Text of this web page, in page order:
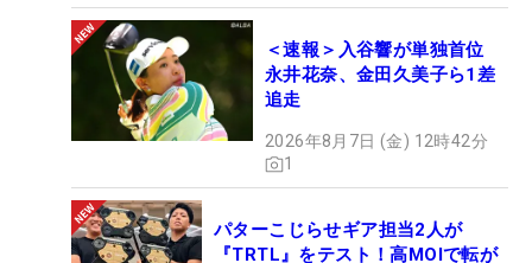
＜速報＞入谷響が単独首位
永井花奈、金田久美子ら1差
追走
2026年8月7日 (金) 12時42分
1
パターこじらせギア担当2人が
『TRTL』をテスト！高MOIで転が